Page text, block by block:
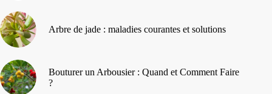
Arbre de jade : maladies courantes et solutions
Bouturer un Arbousier : Quand et Comment Faire
?